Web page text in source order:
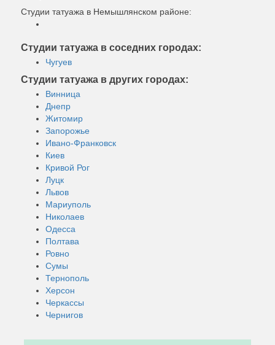
Студии татуажа в Немышлянском районе:
Студии татуажа в соседних городах:
Чугуев
Студии татуажа в других городах:
Винница
Днепр
Житомир
Запорожье
Ивано-Франковск
Киев
Кривой Рог
Луцк
Львов
Мариуполь
Николаев
Одесса
Полтава
Ровно
Сумы
Тернополь
Херсон
Черкассы
Чернигов